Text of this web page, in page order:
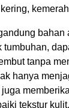
bahan
tanpa
hanya
tekstur